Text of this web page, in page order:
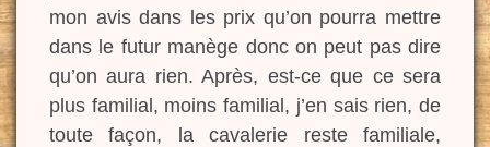
mon avis dans les prix qu’on pourra mettre
dans le futur manège donc on peut pas dire
qu’on aura rien. Après, est-ce que ce sera
plus familial, moins familial, j’en sais rien, de
toute façon, la cavalerie reste familiale,